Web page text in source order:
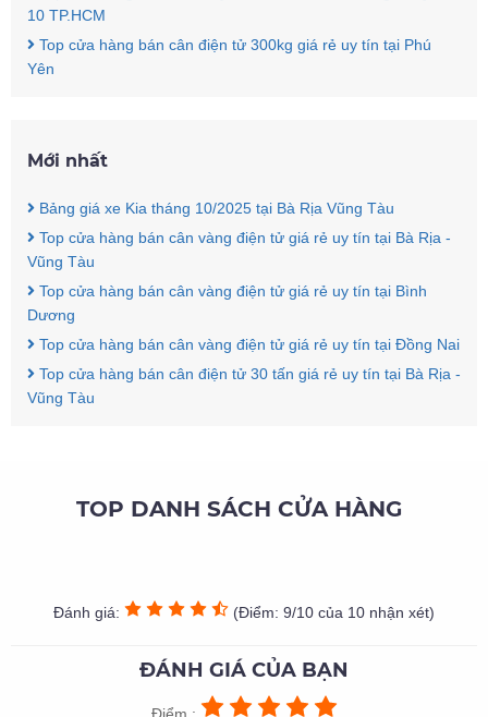
10 TP.HCM
Top cửa hàng bán cân điện tử 300kg giá rẻ uy tín tại Phú
Yên
Mới nhất
Bảng giá xe Kia tháng 10/2025 tại Bà Rịa Vũng Tàu
Top cửa hàng bán cân vàng điện tử giá rẻ uy tín tại Bà Rịa -
Vũng Tàu
Top cửa hàng bán cân vàng điện tử giá rẻ uy tín tại Bình
Dương
Top cửa hàng bán cân vàng điện tử giá rẻ uy tín tại Đồng Nai
Top cửa hàng bán cân điện tử 30 tấn giá rẻ uy tín tại Bà Rịa -
Vũng Tàu
TOP DANH SÁCH CỬA HÀNG
Đánh giá: (Điểm: 9/10 của 10 nhận xét)
ĐÁNH GIÁ CỦA BẠN